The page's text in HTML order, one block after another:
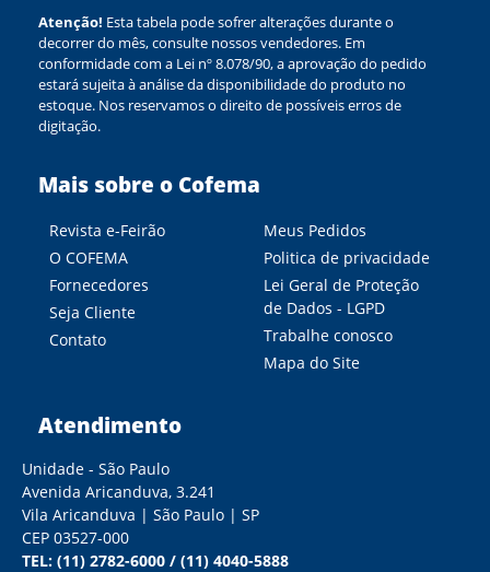
Atenção! Esta tabela pode sofrer alterações durante o
decorrer do mês, consulte nossos vendedores. Em
conformidade com a Lei nº 8.078/90, a aprovação do pedido
estará sujeita à análise da disponibilidade do produto no
estoque. Nos reservamos o direito de possíveis erros de
digitação.
Mais sobre o Cofema
Revista e-Feirão
O COFEMA
Fornecedores
Seja Cliente
Contato
Meus Pedidos
Politica de privacidade
Lei Geral de Proteção
de Dados - LGPD
Trabalhe conosco
Mapa do Site
Atendimento
Unidade - São Paulo
Avenida Aricanduva, 3.241
Vila Aricanduva | São Paulo | SP
CEP 03527-000
TEL: (11) 2782-6000 / (11) 4040-5888